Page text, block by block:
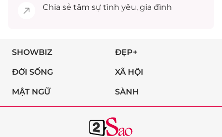
Chia sẻ tâm sự tình yêu, gia đình
SHOWBIZ ĐẸP+
ĐỜI SỐNG XÃ HỘI
MẬT NGỮ SÀNH